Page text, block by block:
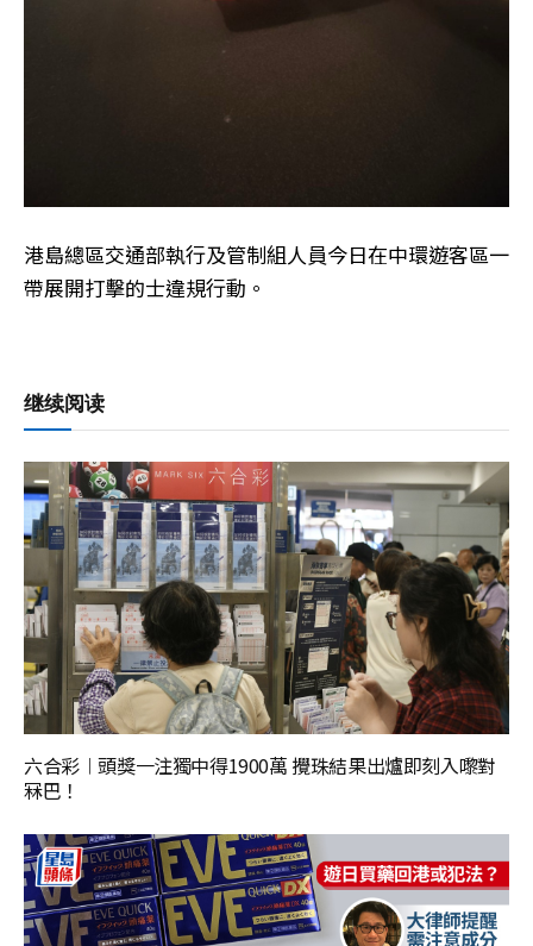
港島總區交通部執行及管制組人員今日在中環遊客區一
帶展開打擊的士違規行動。
继续阅读
六合彩︱頭獎一注獨中得1900萬 攪珠結果出爐即刻入嚟對
冧巴！